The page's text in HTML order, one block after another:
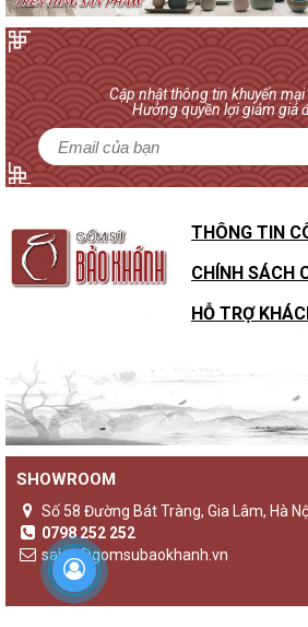
Cập nhật thông tin khuyến
Hưởng quyền lợi giảm giá
THÔNG TIN
CHÍNH SÁCH
HỖ TRỢ
SHOWROOM
Số 58 Đường Bát Tràng, Gia Lâm, Hà
0798 252 252
sales@gomsubaokhanh.vn